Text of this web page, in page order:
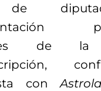
de
de la
con